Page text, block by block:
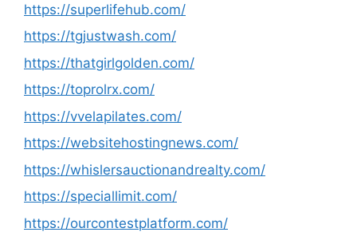
https://superlifehub.com/
https://tgjustwash.com/
https://thatgirlgolden.com/
https://toprolrx.com/
https://vvelapilates.com/
https://websitehostingnews.com/
https://whislersauctionandrealty.com/
https://speciallimit.com/
https://ourcontestplatform.com/